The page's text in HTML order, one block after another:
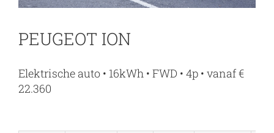
PEUGEOT ION
Elektrische auto • 16kWh • FWD • 4p • vanaf €
22.360